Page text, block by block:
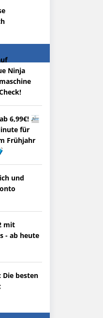
Ninja
6,99€! 🚈
für
Frühjahr
und
mit
- ab heute
Die besten